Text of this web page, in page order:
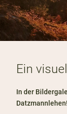
Ein
In der
Datzmannlehen!